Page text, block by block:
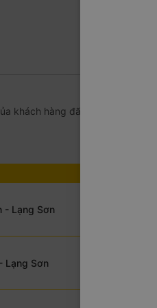
khách hàng đã trải nghiệm dịch
- Lạng Sơn
Lạng Sơn